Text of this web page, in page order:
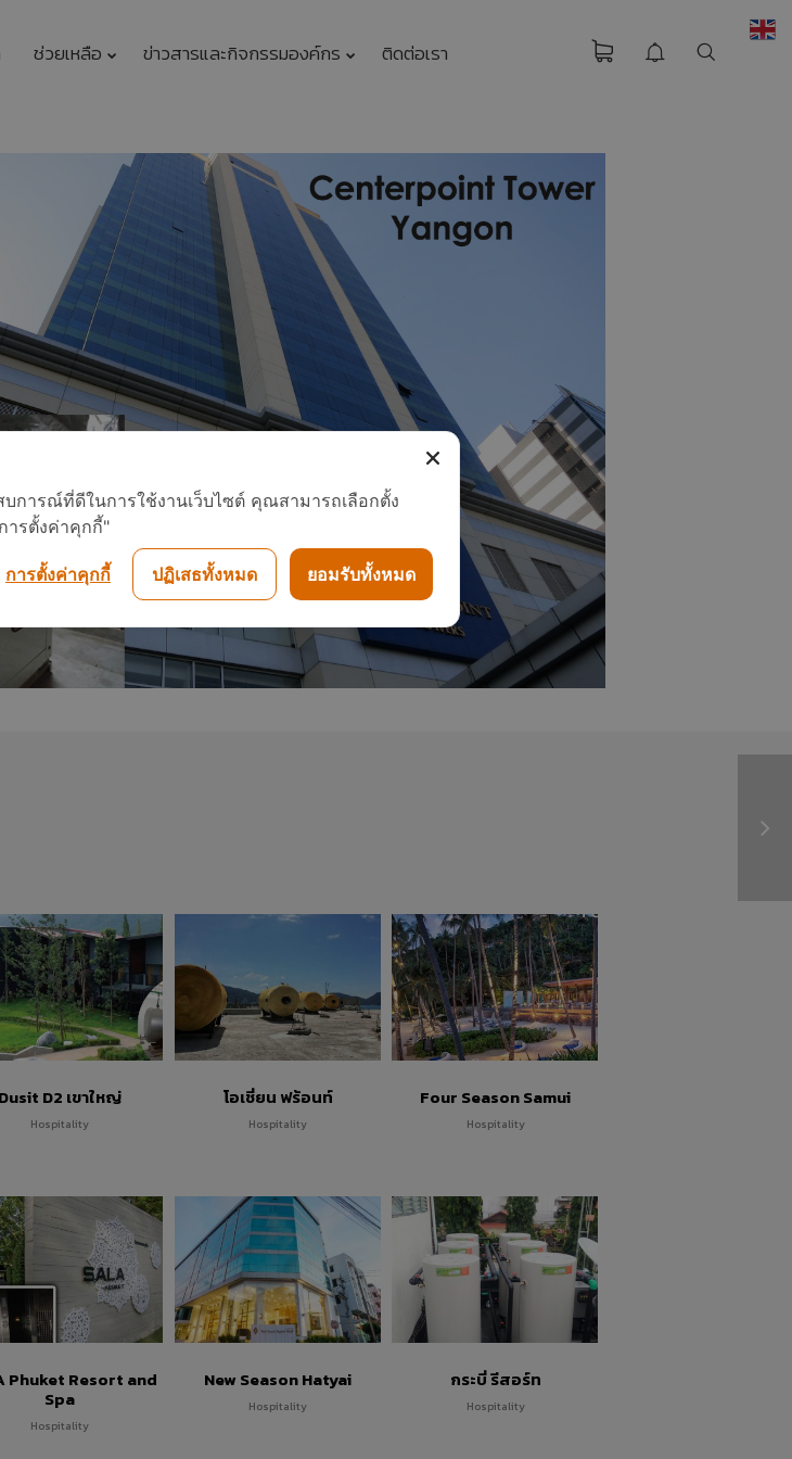
รักษ์โลกกับฉลากเบอร์
11
กรกฎาคม
2017
HEAT PUMP
นวัตกรรมรักษ์โลก
นวัตกรรมเพื่อสิ่ง
แวดล้อมแพงจริงหรือ
กรกฎาคม
2017
มาตรฐาน EN255-3
คืออะไร
คนไทยได้ประโยชน์
อะไรกับโครงการ
TIEB
พฤษภาคม
2017
“อีโคเทค” ขึ้นแท่นผู้นำ
เครื่องทำน้ำร้อนฮีทปั้ม
นวัตกรรม
ทีมงานวารสารรักษ์
พลังงาน กระทรวง
พลังงาน สัมภาษณ์ผู้
บริหาร J-7
23
พฤษภาคม
พบนวัตกรรมประหยัด
พลังงาน ในงาน
ASEAN
SUSTAINABLE
ช่วยเหลือ ข่าวสารและกิจกรรมองค์กร ติดต่อเรา
Dusit D2 เขาใหญ่
Hospitality
โอเชี่ยน ฟร้อนท์
Hospitality
Four Season Samui
Hospitality
Phuket Resort and
Spa
Hospitality
New Season Hatyai
Hospitality
กระบี่ รีสอร์ท
Hospitality
การณ์ที่ดีในการใช้งานเว็บไซต์ คุณสามารถเลือกตั้ง
ารตั้งค่าคุกกี้"
ปฏิเสธทั้งหมด ยอมรับทั้งหมด
การตั้งค่าคุกกี้